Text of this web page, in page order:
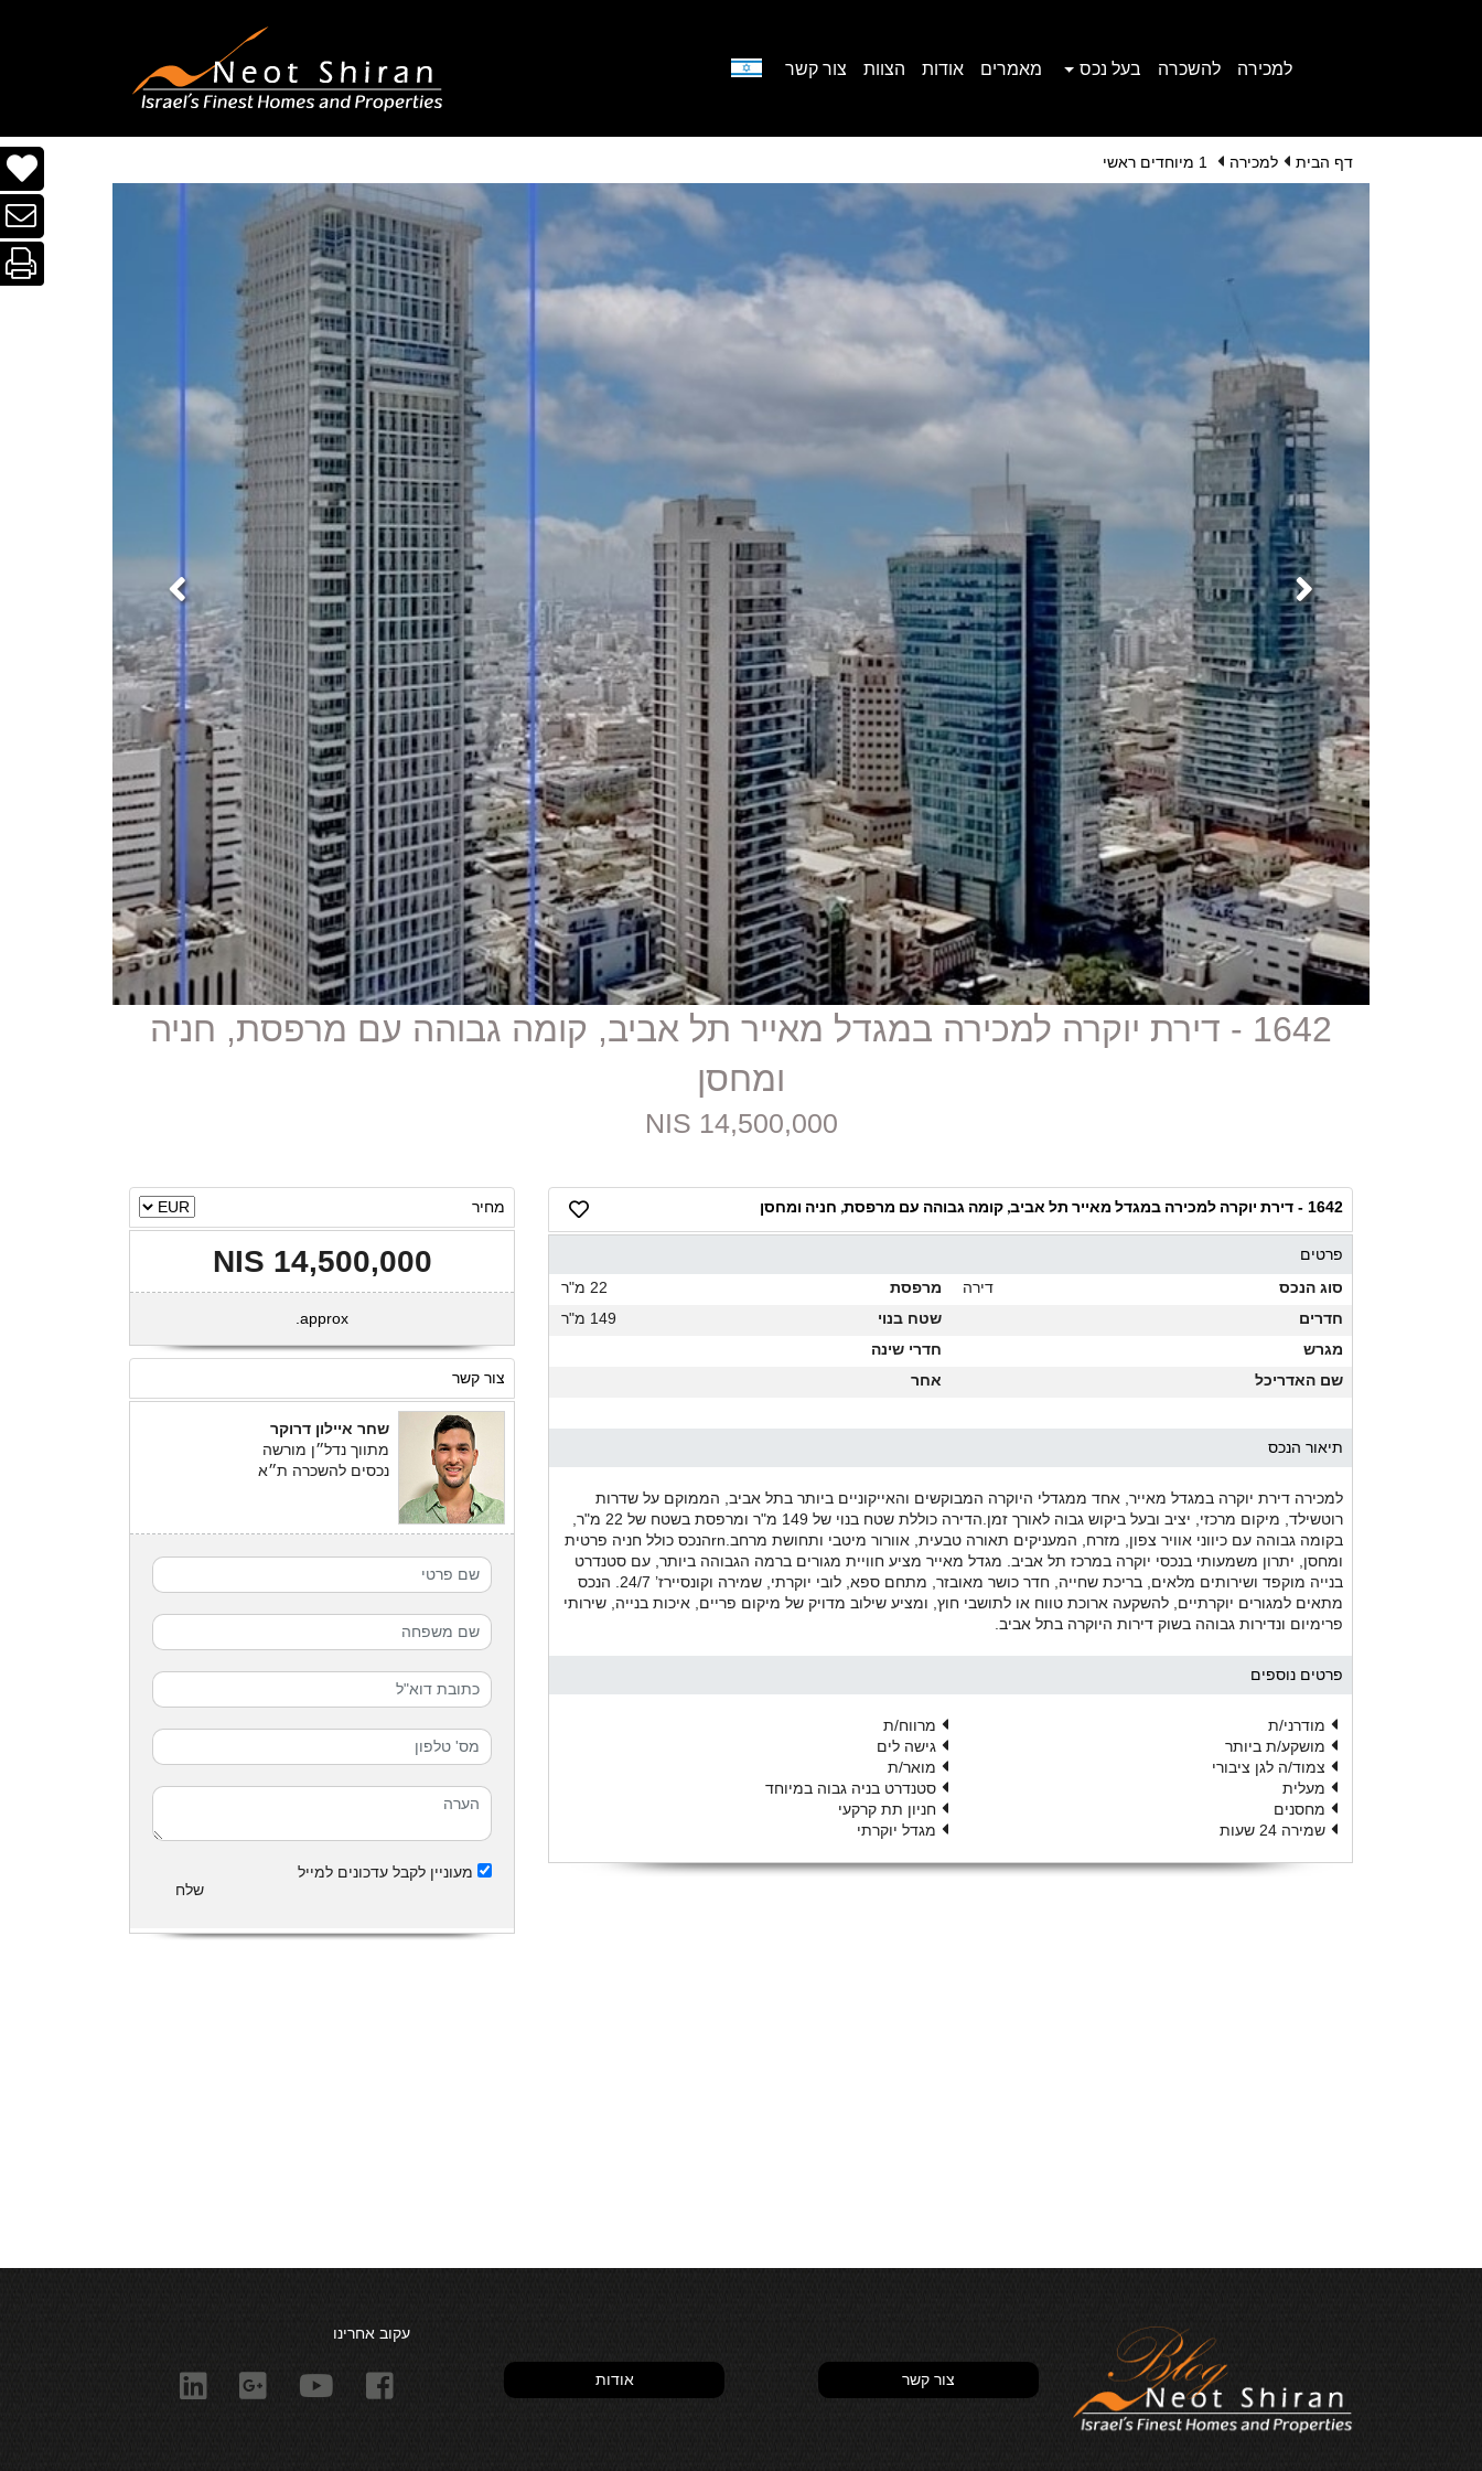
למכירה להשכרה בעל נכס מאמרים אודות הצוות צור קשר
דף הבית למכירה 1 מיוחדים ראשי
1642 - דירת יוקרה למכירה במגדל מאייר תל אביב, קומה גבוהה עם מרפסת, חניה
ומחסן
14,500,000 NIS
1642 - דירת יוקרה למכירה במגדל מאייר תל אביב, קומה גבוהה עם מרפסת, חניה ומחסן
פרטים
סוג הנכס
דירה מרפסת
22 מ"ר
חדרים
שטח בנוי
149 מ"ר
מגרש
חדרי שינה
שם האדריכל
אחר
תיאור הנכס
למכירה דירת יוקרה במגדל מאייר, אחד ממגדלי היוקרה המבוקשים והאייקוניים ביותר בתל אביב, הממוקם על שדרות
רוטשילד, מיקום מרכזי, יציב ובעל ביקוש גבוה לאורך זמן.הדירה כוללת שטח בנוי של 149 מ"ר ומרפסת בשטח של 22 מ"ר,
בקומה גבוהה עם כיווני אוויר צפון, מזרח, המעניקים תאורה טבעית, אוורור מיטבי ותחושת מרחב.rnהנכס כולל חניה פרטית
ומחסן, יתרון משמעותי בנכסי יוקרה במרכז תל אביב. מגדל מאייר מציע חוויית מגורים ברמה הגבוהה ביותר, עם סטנדרט
בנייה מוקפד ושירותים מלאים, בריכת שחייה, חדר כושר מאובזר, מתחם ספא, לובי יוקרתי, שמירה וקונסיירז’ 24/7. הנכס
מתאים למגורים יוקרתיים, להשקעה ארוכת טווח או לתושבי חוץ, ומציע שילוב מדויק של מיקום פריים, איכות בנייה, שירותי
פרימיום ונדירות גבוהה בשוק דירות היוקרה בתל אביב.
פרטים נוספים
מודרני/ת
מרווח/ת
מושקע/ת ביותר
גישה לים
צמוד/ה לגן ציבורי
מואר/ת
מעלית
סטנדרט בניה גבוה במיוחד
מחסנים
חניון תת קרקעי
שמירה 24 שעות
מגדל יוקרתי
מחיר
14,500,000 NIS
approx.
צור קשר
שחר איילון דרוקר
מתווך נדל״ן מורשה
נכסים להשכרה ת״א
מעוניין לקבל עדכונים למייל
שלח
צור קשר אודות
עקוב אחרינו